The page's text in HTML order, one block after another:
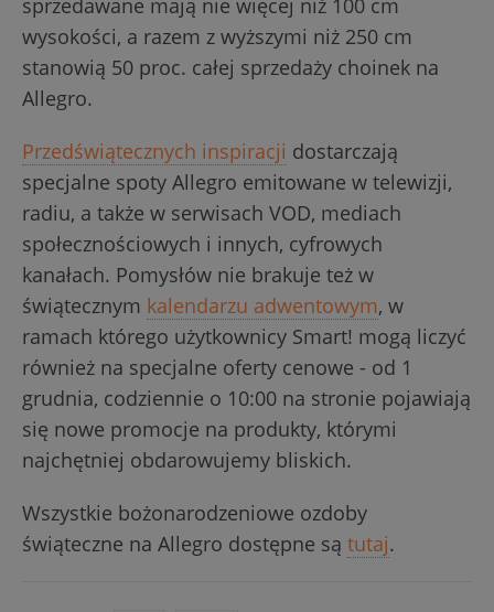
sprzedawane mają nie więcej niż 100 cm
wysokości, a razem z wyższymi niż 250 cm
stanowią 50 proc. całej sprzedaży choinek na
Allegro.
Przedświątecznych inspiracji dostarczają
specjalne spoty Allegro emitowane w telewizji,
radiu, a także w serwisach VOD, mediach
społecznościowych i innych, cyfrowych
kanałach. Pomysłów nie brakuje też w
świątecznym kalendarzu adwentowym, w
ramach którego użytkownicy Smart! mogą liczyć
również na specjalne oferty cenowe - od 1
grudnia, codziennie o 10:00 na stronie pojawiają
się nowe promocje na produkty, którymi
najchętniej obdarowujemy bliskich.
Wszystkie bożonarodzeniowe ozdoby
świąteczne na Allegro dostępne są tutaj.